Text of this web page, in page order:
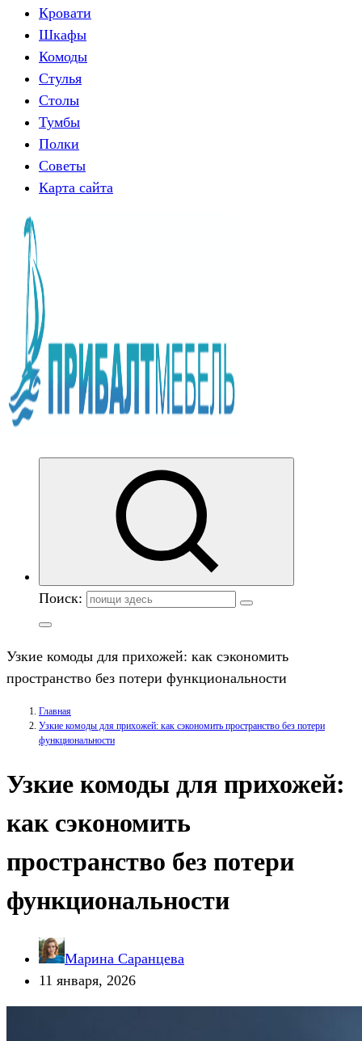
Кровати
Шкафы
Комоды
Стулья
Столы
Тумбы
Полки
Советы
Карта сайта
Поиск:
Узкие комоды для прихожей: как сэкономить
пространство без потери функциональности
Главная
Узкие комоды для прихожей: как сэкономить пространство без потери
функциональности
Узкие комоды для прихожей:
как сэкономить
пространство без потери
функциональности
Марина Саранцева
11 января, 2026